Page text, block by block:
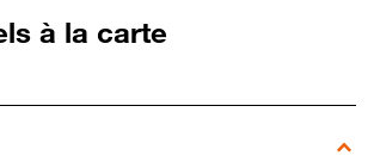
à la carte